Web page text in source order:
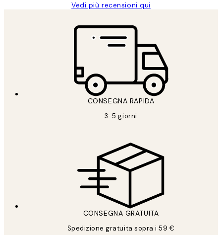
Vedi più recensioni qui
CONSEGNA RAPIDA
3-5 giorni
CONSEGNA GRATUITA
Spedizione gratuita sopra i 59 €